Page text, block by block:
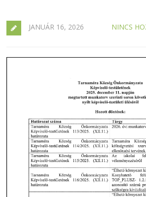
JANUÁR 16, 2026 NINCS